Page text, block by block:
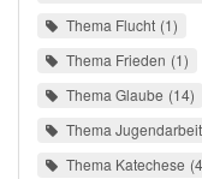
Thema Flucht 1
Thema Frieden 1
Thema Glaube 14
Thema Jugendarbeit
Thema Katechese 4